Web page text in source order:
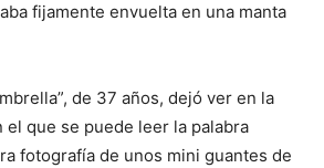
fijamente envuelta en una manta
de 37 años, dejó ver en la
el que se puede leer la palabra
fotografía de unos mini guantes de